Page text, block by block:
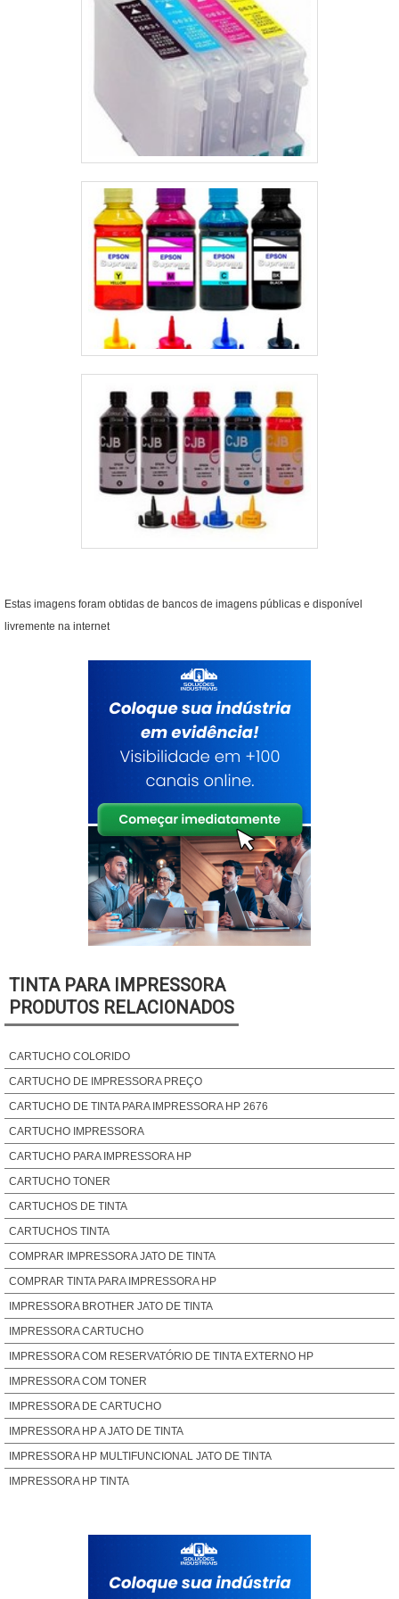
Estas imagens foram obtidas de bancos de imagens públicas e disponível
livremente na internet
TINTA PARA IMPRESSORA
PRODUTOS RELACIONADOS
CARTUCHO COLORIDO
CARTUCHO DE IMPRESSORA PREÇO
CARTUCHO DE TINTA PARA IMPRESSORA HP 2676
CARTUCHO IMPRESSORA
CARTUCHO PARA IMPRESSORA HP
CARTUCHO TONER
CARTUCHOS DE TINTA
CARTUCHOS TINTA
COMPRAR IMPRESSORA JATO DE TINTA
COMPRAR TINTA PARA IMPRESSORA HP
IMPRESSORA BROTHER JATO DE TINTA
IMPRESSORA CARTUCHO
IMPRESSORA COM RESERVATÓRIO DE TINTA EXTERNO HP
IMPRESSORA COM TONER
IMPRESSORA DE CARTUCHO
IMPRESSORA HP A JATO DE TINTA
IMPRESSORA HP MULTIFUNCIONAL JATO DE TINTA
IMPRESSORA HP TINTA
IMPRESSORA MULTIFUNCIONAL HP JATO DE TINTA
IMPRESSORA TANQUE TINTA HP